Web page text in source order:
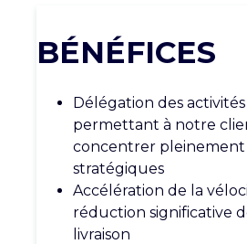
BÉNÉFICES
Délégation des activités
permettant à notre
concentrer pleinement
stratégiques
Accélération de la
réduction significative
livraison